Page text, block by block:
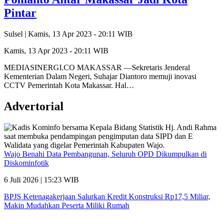
Pintar
Sulsel | Kamis, 13 Apr 2023 - 20:11 WIB
Kamis, 13 Apr 2023 - 20:11 WIB
MEDIASINERGI.CO MAKASSAR —Sekretaris Jenderal
Kementerian Dalam Negeri, Suhajar Diantoro memuji inovasi
CCTV Pemerintah Kota Makassar. Hal…
Advertorial
Wajo Benahi Data Pembangunan, Seluruh OPD Dikumpulkan di
Diskominfotik
6 Juli 2026 | 15:23 WIB
BPJS Ketenagakerjaan Salurkan Kredit Konstruksi Rp17,5 Miliar,
Makin Mudahkan Peserta Miliki Rumah